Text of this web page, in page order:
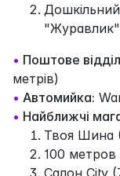
"Журавлик"
• Поштове
метрів)
• Автомийка:
• Найближчі
Твоя Шина
100 метров
Салон City